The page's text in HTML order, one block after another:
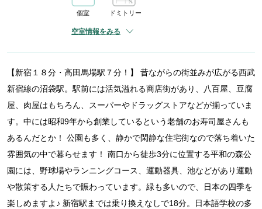
個室 ドミトリー
空室情報をみる
【新宿１８分・高田馬場駅７分！】 昔ながらの街並みが広がる西武
新宿線の沼袋駅。駅前には活気溢れる商店街があり、八百屋、豆腐
屋、肉屋はもちろん、スーパーやドラッグストアなどが揃っていま
す。中には昭和9年から創業しているという老舗のお寿司屋さんも
あるんだとか！ 公園も多く、静かで閑静な住宅街なので落ち着いた
雰囲気の中で暮らせます！ 南口から徒歩3分に位置する平和の森公
園には、野球場やランニングコース、運動器具、池などがあり運動
や散策する人たちで賑わっています。緑も多いので、日本の四季を
楽しめますよ♪ 新宿駅までは乗り換えなしで18分。日本語学校の多